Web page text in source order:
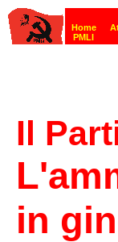
Il
in